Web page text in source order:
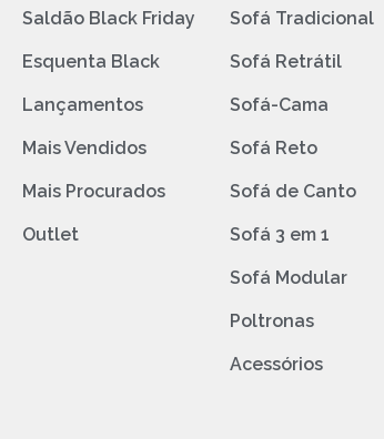
Saldão Black Friday
Esquenta Black
Lançamentos
Mais Vendidos
Mais Procurados
Outlet
Sofá Tradicional
Sofá Retrátil
Sofá-Cama
Sofá Reto
Sofá de Canto
Sofá 3 em 1
Sofá Modular
Poltronas
Acessórios